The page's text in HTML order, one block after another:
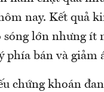
nay. Kết quả
sóng lớn nhưng ít
phía bán và giảm
chứng khoán